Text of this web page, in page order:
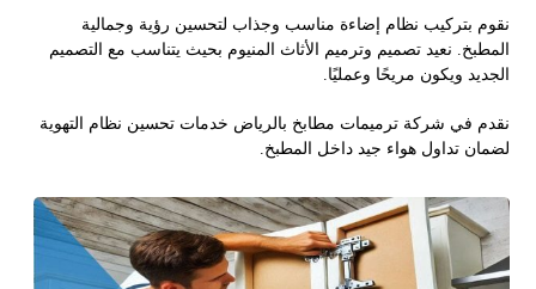
نقوم بتركيب نظام إضاءة مناسب وجذاب لتحسين رؤية وجمالية
المطبخ. نعيد تصميم وترميم الأثاث المنيوم بحيث يتناسب مع التصميم
الجديد ويكون مريحًا وعمليًا.
نقدم في شركة ترميمات مطابخ بالرياض خدمات تحسين نظام التهوية
لضمان تداول هواء جيد داخل المطبخ.